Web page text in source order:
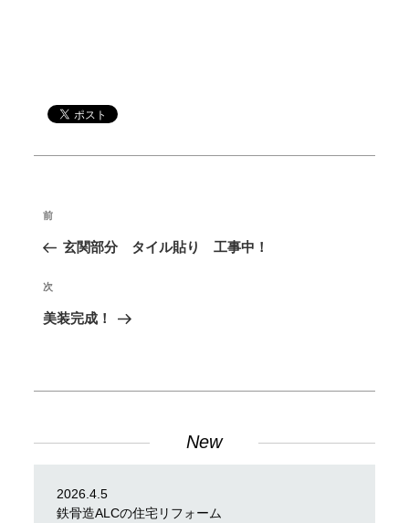
投
ナ
ビ
ゲ
ョ
過
去
投
稿
前
玄関部分 タイル貼り 工事中！
次
の
次
美装完成！
New
2026.4.5
鉄骨造ALCの住宅リフォーム